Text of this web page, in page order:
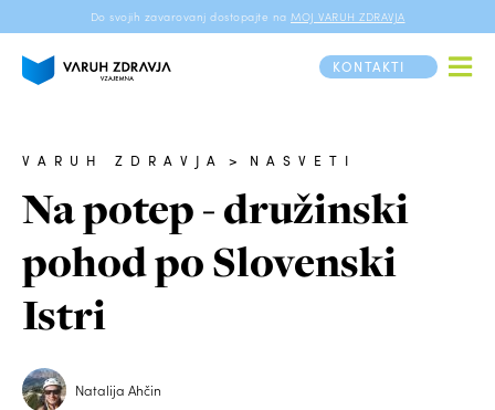
Do svojih zavarovanj dostopajte na MOJ VARUH ZDRAVJA
KONTAKTI
VARUH ZDRAVJA > NASVETI
Na potep - družinski
pohod po Slovenski
Istri
Natalija Ahčin